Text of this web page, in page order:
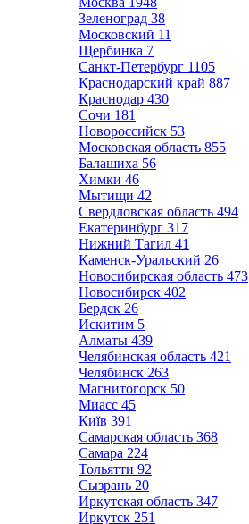
Зеленоград 38
Московский 11
Щербинка 7
Санкт-Петербург 1105
Краснодарский край 887
Краснодар 430
Сочи 181
Новороссийск 53
Московская область 855
Балашиха 56
Химки 46
Мытищи 42
Свердловская область 494
Екатеринбург 317
Нижний Тагил 41
Каменск-Уральский 26
Новосибирская область 473
Новосибирск 402
Бердск 26
Искитим 5
Алматы 439
Челябинская область 421
Челябинск 263
Магнитогорск 50
Миасс 45
Київ 391
Самарская область 368
Самара 224
Тольятти 92
Сызрань 20
Иркутская область 347
Иркутск 251